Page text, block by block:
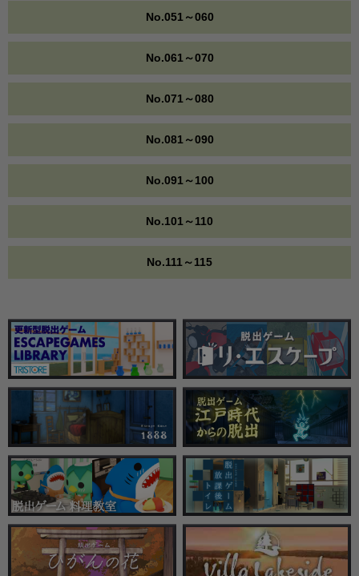
No.051～060
No.061～070
No.071～080
No.081～090
No.091～100
No.101～110
No.111～115